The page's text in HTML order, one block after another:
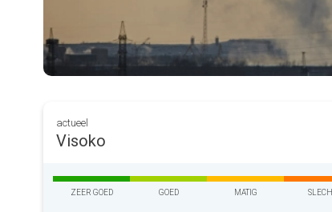
actueel
Visoko
ZEER GOED GOED MATIG